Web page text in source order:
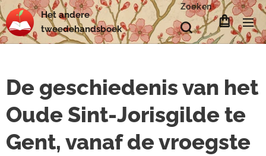
Hetandere
tweedehandsboek
Zoeken
De geschiedenis van het
Oude Sint-Jorisgilde te
Gent, vanaf de vroegste